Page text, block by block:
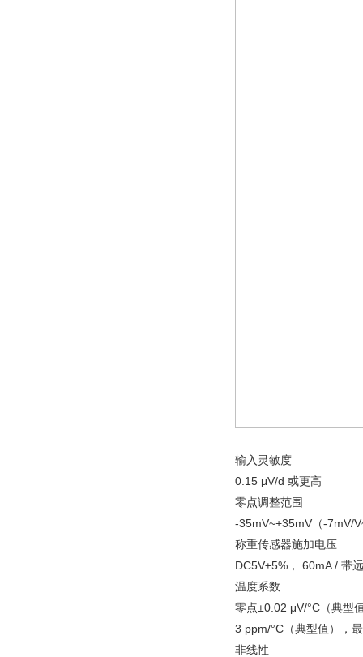
输入灵敏度
0.15 μV/d 或更高
零点调整范围
-35mV~+35mV（-7mV/
称重传感器施加电压
DC5V±5%， 60mA / 带
温度系数
零点±0.02 μV/°C（典型
3 ppm/°C（典型值），
非线性